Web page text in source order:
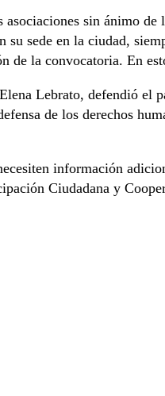
asociaciones sin ánimo
sede en la ciudad,
de la convocatoria. En
Lebrato, defendió el
de los derechos
información
Ciudadana y